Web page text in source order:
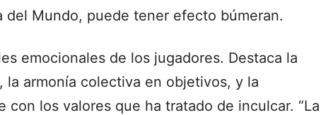
del Mundo, puede tener efecto búmeran.
emocionales de los jugadores. Destaca la
la armonía colectiva en objetivos, y la
con los valores que ha tratado de inculcar. “La